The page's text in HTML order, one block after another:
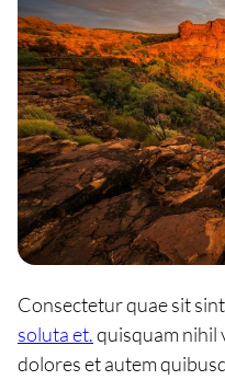
Consectetur quae sit
soluta et.quisquam nihil
dolores et autem